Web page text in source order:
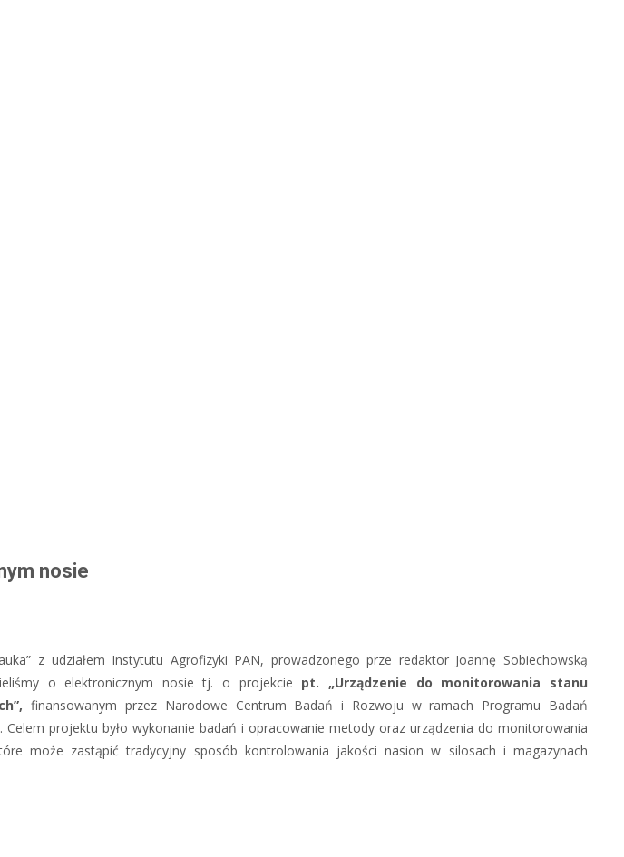
nosie
z udziałem Instytutu Agrofizyki PAN, prowadzonego prze redaktor Joannę Sobiechowską
o elektronicznym nosie tj. o projekcie pt. „Urządzenie do monitorowania stanu
finansowanym przez Narodowe Centrum Badań i Rozwoju w ramach Programu Badań
projektu było wykonanie badań i opracowanie metody oraz urządzenia do monitorowania
może zastąpić tradycyjny sposób kontrolowania jakości nasion w silosach i magazynach